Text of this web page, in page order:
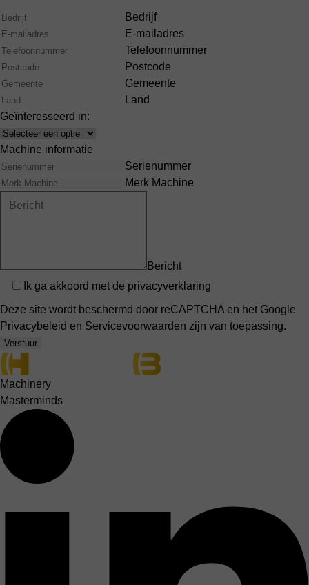
Bedrijf
E-mailadres
Telefoonnummer
Postcode
Gemeente
Land
Geïnteresseerd in:
Interests
Machine informatie
Serienummer
Merk Machine
Bericht
Privacy
Ik ga akkoord met de privacyverklaring
Deze site wordt beschermd door reCAPTCHA en het Google
Privacybeleid en Servicevoorwaarden zijn van toepassing.
Verstuur
Machinery
Masterminds